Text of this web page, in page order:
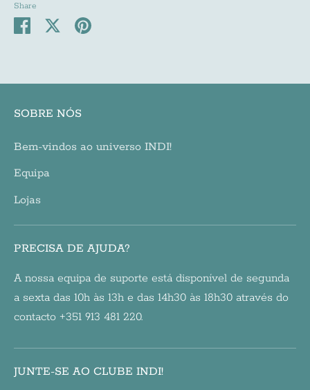
Share
Share SharePin
SOBRE NÓS
Bem-vindos ao universo INDI!
Equipa
Lojas
PRECISA DE AJUDA?
A nossa equipa de suporte está disponível de segunda
a sexta das 10h às 13h e das 14h30 às 18h30 através do
contacto +351 913 481 220.
JUNTE-SE AO CLUBE INDI!